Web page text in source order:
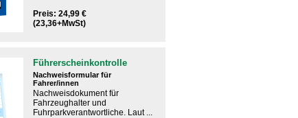
Preis: 24,99 €
(23,36+MwSt)
Führerscheinkontrolle
Nachweisformular für
Fahrer/innen
Nachweisdokument für
Fahrzeughalter und
Fuhrparkverantwortliche. Laut ...